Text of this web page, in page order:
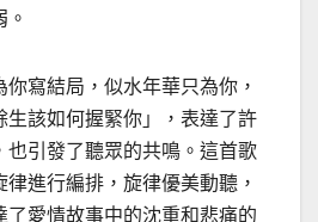
寫結局，似水年華只為你，
生該如何握緊你」，表達了許
也引發了聽眾的共鳴。這首歌
進行編排，旋律優美動聽，
了愛情故事中的沈重和悲痛的